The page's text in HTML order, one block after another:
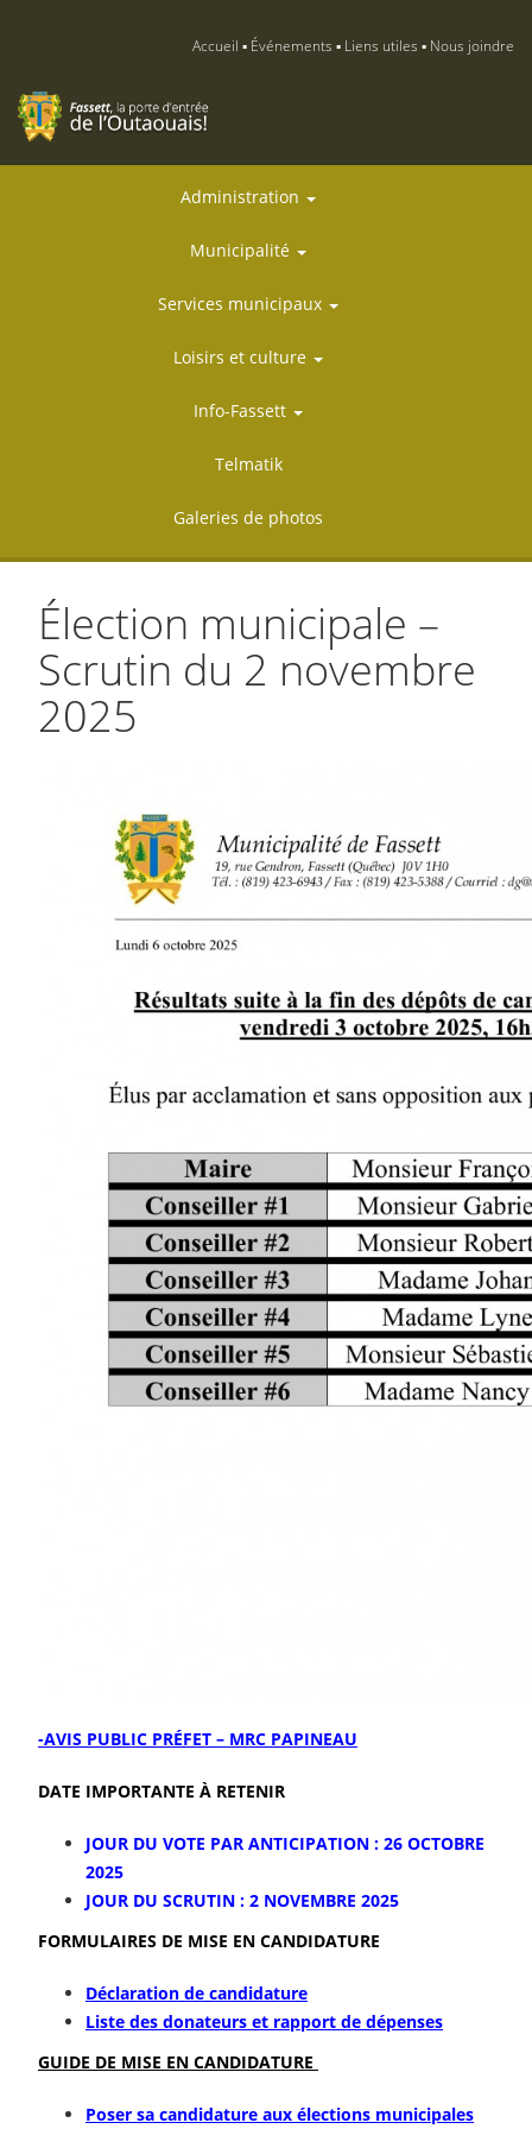
Accueil Événements Liens utiles Nous joindre
Administration
Municipalité
Services municipaux
Loisirs et culture
Info-Fassett
Telmatik
Galeries de photos
Élection municipale –
Scrutin du 2 novembre
2025
-AVIS PUBLIC PRÉFET – MRC PAPINEAU
DATE IMPORTANTE À RETENIR
JOUR DU VOTE PAR ANTICIPATION : 26 OCTOBRE
2025
JOUR DU SCRUTIN : 2 NOVEMBRE 2025
FORMULAIRES DE MISE EN CANDIDATURE
Déclaration de candidature
Liste des donateurs et rapport de dépenses
GUIDE DE MISE EN CANDIDATURE
Poser sa candidature aux élections municipales